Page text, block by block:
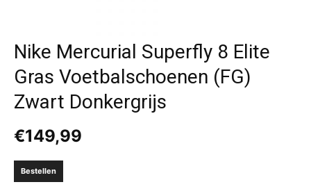
Nike Mercurial Superfly 8 Elite
Gras Voetbalschoenen (FG)
Zwart Donkergrijs
€149,99
Bestellen